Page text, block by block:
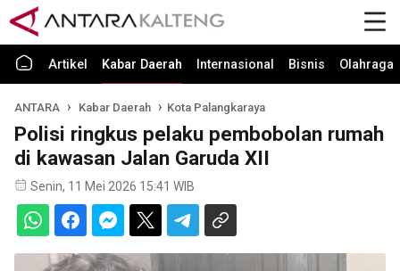
Artikel Kabar Daerah Internasional Bisnis Olahraga
ANTARA Kabar Daerah Kota Palangkaraya
Polisi ringkus pelaku pembobolan rumah
di kawasan Jalan Garuda XII
Senin, 11 Mei 2026 15:41 WIB